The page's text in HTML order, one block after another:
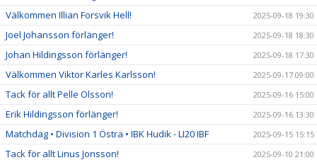
Välkommen Illian Forsvik Hell! 2025-09-18 19:30
Joel Johansson förlänger! 2025-09-18 18:30
Johan Hildingsson förlänger! 2025-09-18 17:30
Välkommen Viktor Karles Karlsson! 2025-09-17 09:00
Tack för allt Pelle Olsson! 2025-09-16 15:00
Erik Hildingsson förlänger! 2025-09-16 13:30
Matchdag • Division 1 Östra • IBK Hudik - LI20 IBF 2025-09-15 15:15
Tack för allt Linus Jonsson! 2025-09-10 21:00